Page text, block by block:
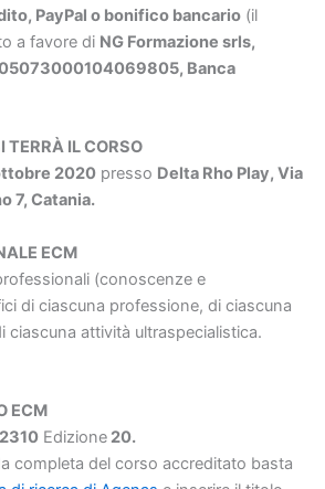
PayPal o bonifico bancario (il
a favore di NG Formazione srls,
Banca
TERRÀ IL CORSO
2020 presso Delta Rho Play, Via
7, Catania.
ECM
(conoscenze e
di ciascuna professione, di ciascuna
ciascuna attività ultraspecialistica.
ECM
Edizione 20.
completa del corso accreditato basta